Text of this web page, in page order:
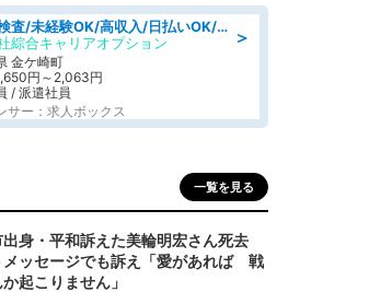
＞
検品・検査/未経験OK/高収入/日払いOK/交替制/20・30・40代活躍中
綜合キャリアオプション
金ケ崎町
円～2,063円
/ 派遣社員
サー：求人ボックス
一覧を見る
出身・平和訴えた美輪明宏さん死去
メッセージでも訴え「愛があれば 戦
起こりません」